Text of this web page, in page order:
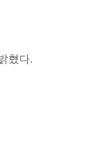
혔다.